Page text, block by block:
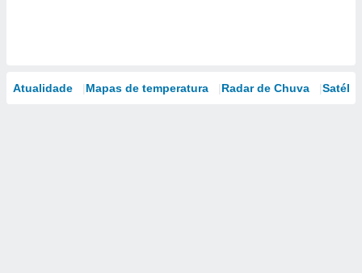
Atualidade Mapas de temperatura Radar de Chuva